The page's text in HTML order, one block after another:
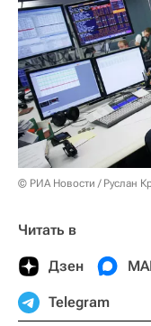
© РИА Новости / Руслан
Читать в
Дзен
Telegram